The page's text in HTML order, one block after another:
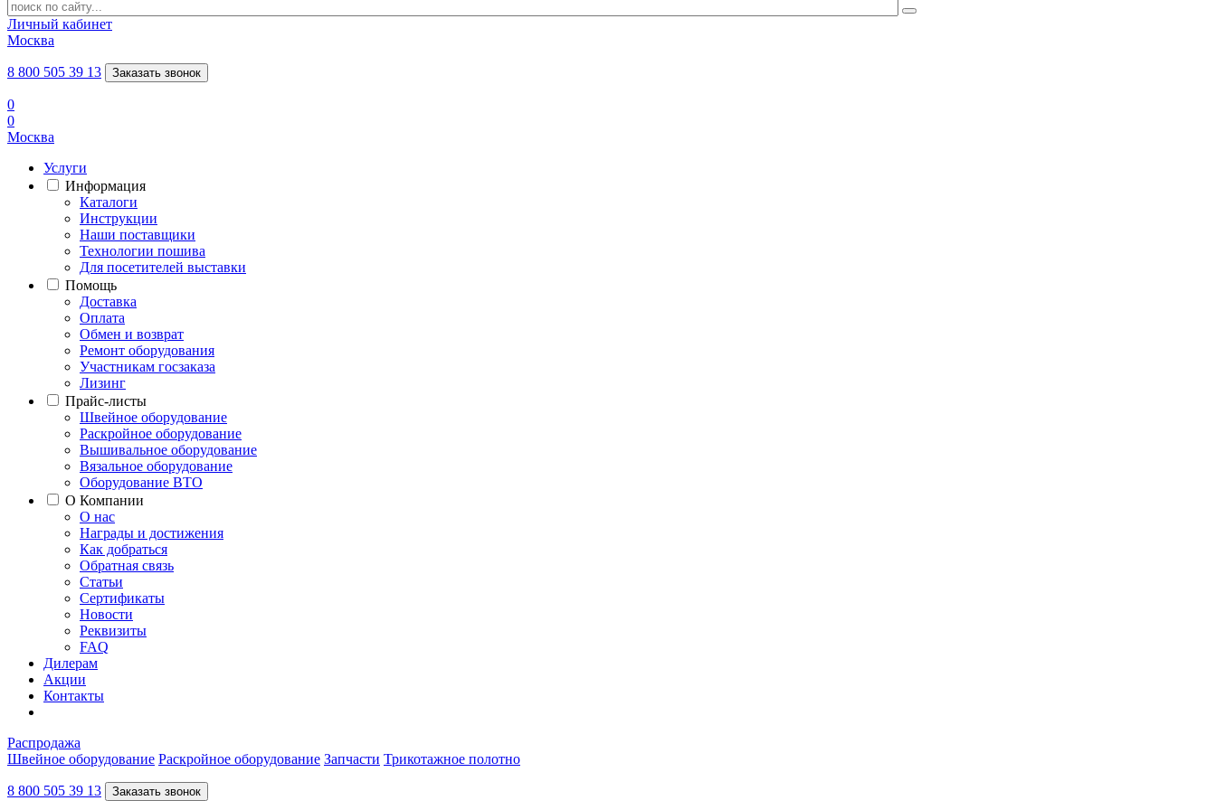
Личный кабинет
Москва
8 800 505 39 13 Заказать звонок
0
0
Москва
Услуги
Информация
Каталоги
Инструкции
Наши поставщики
Технологии пошива
Для посетителей выставки
Помощь
Доставка
Оплата
Обмен и возврат
Ремонт оборудования
Участникам госзаказа
Лизинг
Прайс-листы
Швейное оборудование
Раскройное оборудование
Вышивальное оборудование
Вязальное оборудование
Оборудование ВТО
О Компании
О нас
Награды и достижения
Как добраться
Обратная связь
Статьи
Сертификаты
Новости
Реквизиты
FAQ
Дилерам
Акции
Контакты
Распродажа
Швейное оборудование Раскройное оборудование Запчасти Трикотажное полотно
8 800 505 39 13 Заказать звонок